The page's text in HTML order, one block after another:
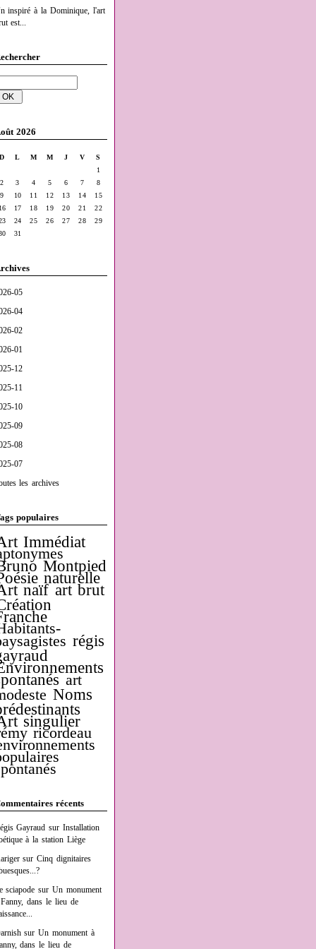
inspiré à la Dominique, l'art
est...
2026
D L M M J V
S
1
2
3 4 5 6 7
8
9
10 11 12 13 14
15
16
17 18 19 20 21
22
24 25 26 27 28
29
31
05
04
02
01
12
11
10
09
08
07
les archives
populaires
Immédiat
Montpied
naturelle
naïf art brut
régis
art
Noms
singulier
ricordeau
récents
Gayraud surInstallation
à la station Liège
surCinq dignitaires
sciapode surUn monument
dans le lieu de
surUn monument à
dans le lieu de